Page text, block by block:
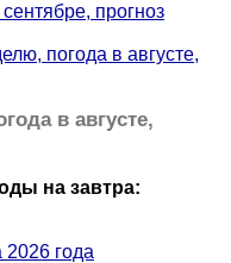
прогноз
погода в августе,
в августе,
на завтра:
2026 года